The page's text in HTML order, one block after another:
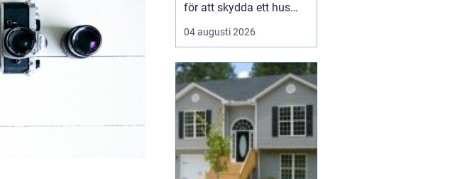
för att skydda ett hus
mot väder, vind och
slitage över tid. Genom
noggrant, välja rätt
färgsystem och utföra
målningsmo...
04 augusti 2026